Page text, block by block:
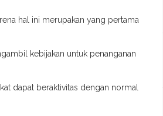
hal ini merupakan yang pertama
kebijakan untuk penanganan
dapat beraktivitas dengan normal